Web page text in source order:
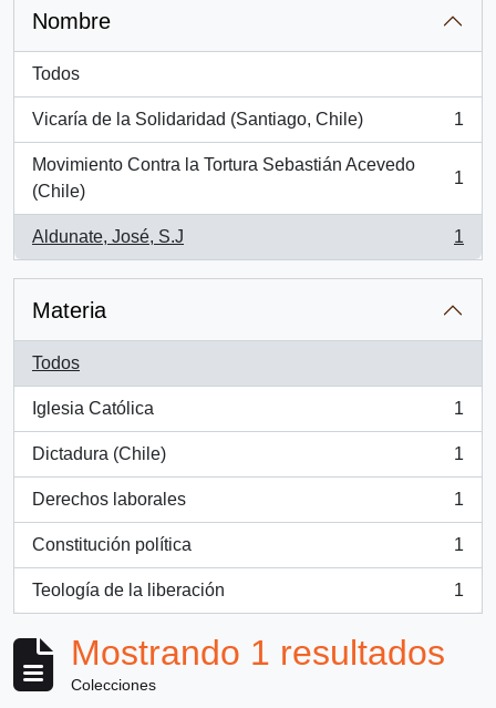
Nombre
Todos
Vicaría de la Solidaridad (Santiago, Chile)
, 1 resultados
1
Movimiento Contra la Tortura Sebastián Acevedo
(Chile)
, 1 resultados
1
Aldunate, José, S.J
, 1 resultados
1
Materia
Todos
Iglesia Católica
, 1 resultados
1
Dictadura (Chile)
, 1 resultados
1
Derechos laborales
, 1 resultados
1
Constitución política
, 1 resultados
1
Teología de la liberación
, 1 resultados
1
Mostrando 1 resultados
Colecciones